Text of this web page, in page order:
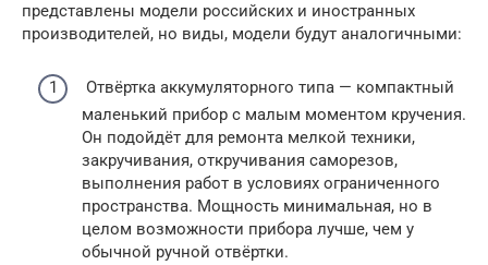
представлены модели российских и иностранных
производителей, но виды, модели будут аналогичными:
Отвёртка аккумуляторного типа — компактный
маленький прибор с малым моментом кручения.
Он подойдёт для ремонта мелкой техники,
закручивания, откручивания саморезов,
выполнения работ в условиях ограниченного
пространства. Мощность минимальная, но в
целом возможности прибора лучше, чем у
обычной ручной отвёртки.